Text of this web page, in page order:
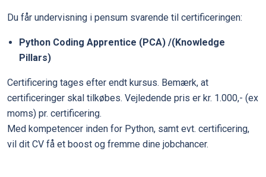
Du får undervisning i pensum svarende til certificeringen:
Python Coding Apprentice (PCA) /(Knowledge
Pillars)
Certificering tages efter endt kursus. Bemærk, at
certificeringer skal tilkøbes. Vejledende pris er kr. 1.000,- (ex
moms) pr. certificering.
Med kompetencer inden for Python, samt evt. certificering,
vil dit CV få et boost og fremme dine jobchancer.